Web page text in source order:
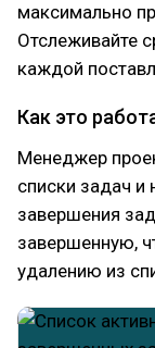
максимально
Отслеживайте
каждой
Как это
Менеджер
списки задач и
завершения
завершенную,
удалению из